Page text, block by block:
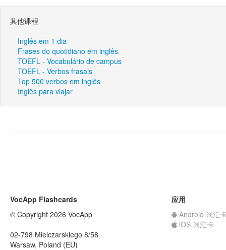
其他课程
Inglês em 1 dia
Frases do quotidiano em inglês
TOEFL - Vocabulário de campus
TOEFL - Verbos frasais
Top 500 verbos em inglês
Inglês para viajar
VocApp Flashcards
© Copyright 2026 VocApp
02-798 Mielczarskiego 8/58
Warsaw, Poland (EU)
应用
Android 词汇
iOS 词汇卡